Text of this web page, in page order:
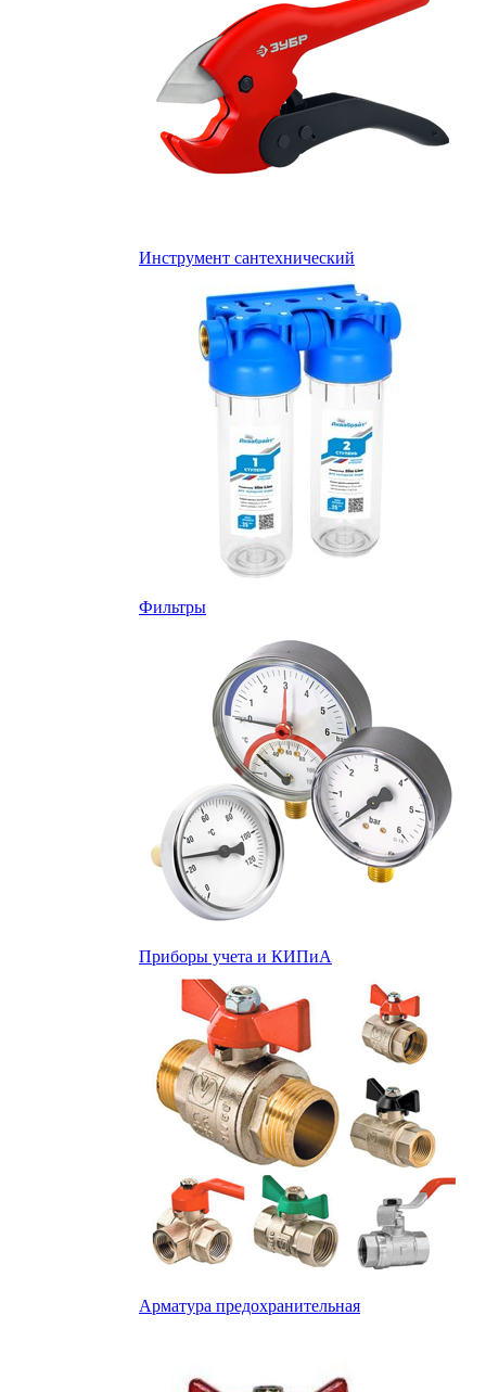
Инструмент сантехнический
Фильтры
Приборы учета и КИПиА
Арматура предохранительная